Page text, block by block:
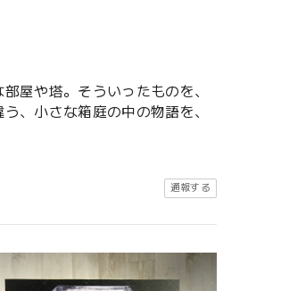
屋や塔。そういったものを、
、小さな箱庭の中の物語を、
通報する